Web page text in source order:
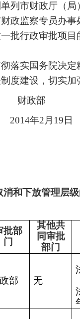
列市财政厅（
政监察专员办事
行政审批项目
实国务院决定
度建设，切实
19日
消和下放管理层
批部
门
其他共
同审批
部门
部 无